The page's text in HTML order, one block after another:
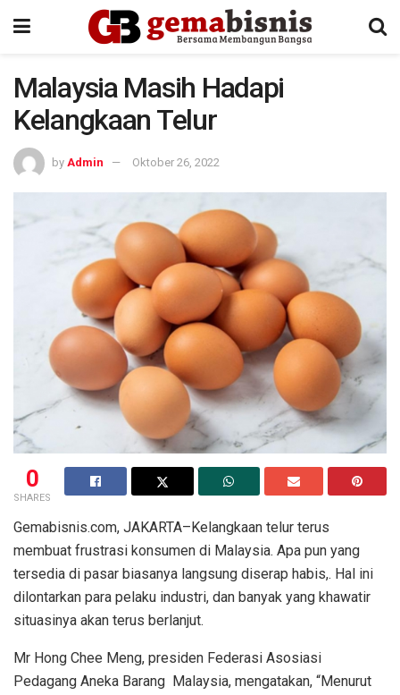
Malaysia Masih Hadapi
Kelangkaan Telur
by Admin Oktober 26, 2022
0
SHARES
Gemabisnis.com, JAKARTA–Kelangkaan telur terus
membuat frustrasi konsumen di Malaysia. Apa pun yang
tersedia di pasar biasanya langsung diserap habis,. Hal ini
dilontarkan para pelaku industri, dan banyak yang khawatir
situasinya akan terus berlanjut.
Mr Hong Chee Meng, presiden Federasi Asosiasi
Pedagang Aneka Barang Malaysia, mengatakan, “Menurut